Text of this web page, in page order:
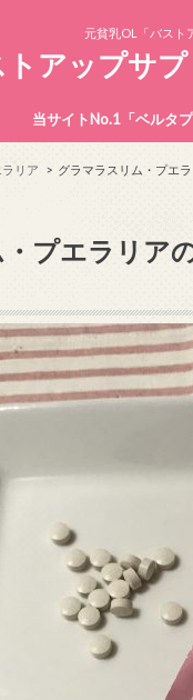
元貧乳OL「バスト
アップサ
当サイトNo.1「ベルタプ
リア グラマラスリム・プエ
プエラリア